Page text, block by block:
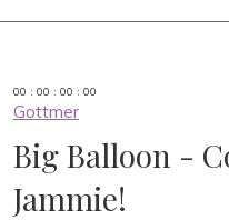
00 : 00 : 00 : 00
Gottmer
Big Balloon -
Jammie!